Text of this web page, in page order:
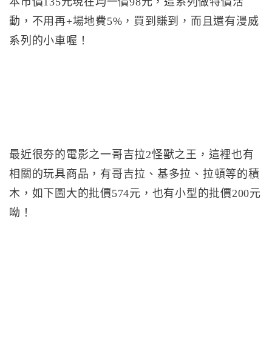
動，不用再+場地費5%，買到賺到，而且還有漫威
系列的小車喔！
最近很夯的電影之一哥吉拉2怪獸之王，這裡也有
相關的玩具商品，有哥吉拉、基多拉、拉頓等的積
木，如下圖大的批價574元，也有小型的批價200元
呦！